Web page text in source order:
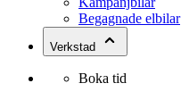
Begagnade elbilar
Verkstad
Boka tid